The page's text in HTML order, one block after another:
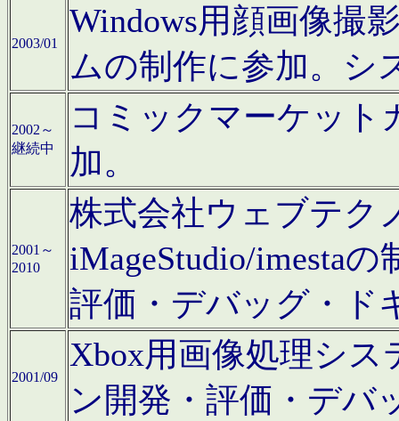
2003/01
Windows用顔画像撮
ムの制作に参加。シ
2002～
継続中
コミックマーケット
加。
2001～
2010
株式会社ウェブテク
iMageStudio/imesta
評価・デバッグ・ド
2001/09
Xbox用画像処理シ
ン開発・評価・デバ